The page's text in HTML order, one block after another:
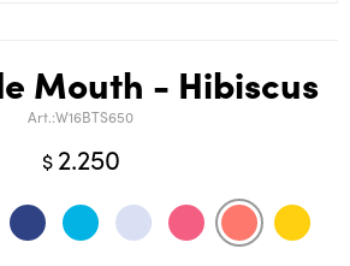
Mouth - Hibiscus
W16BTS650
$ 2.250